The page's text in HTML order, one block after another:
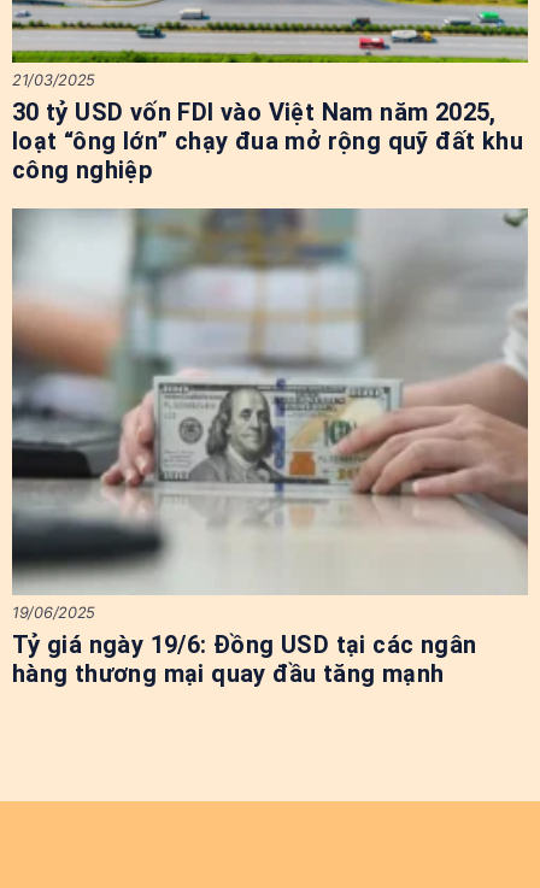
30 tỷ USD vốn FDI vào Việt Nam năm 2025,
loạt “ông lớn” chạy đua mở rộng quỹ đất khu
công nghiệp
21/03/2025
Tỷ giá ngày 19/6: Đồng USD tại các ngân
hàng thương mại quay đầu tăng mạnh
19/06/2025